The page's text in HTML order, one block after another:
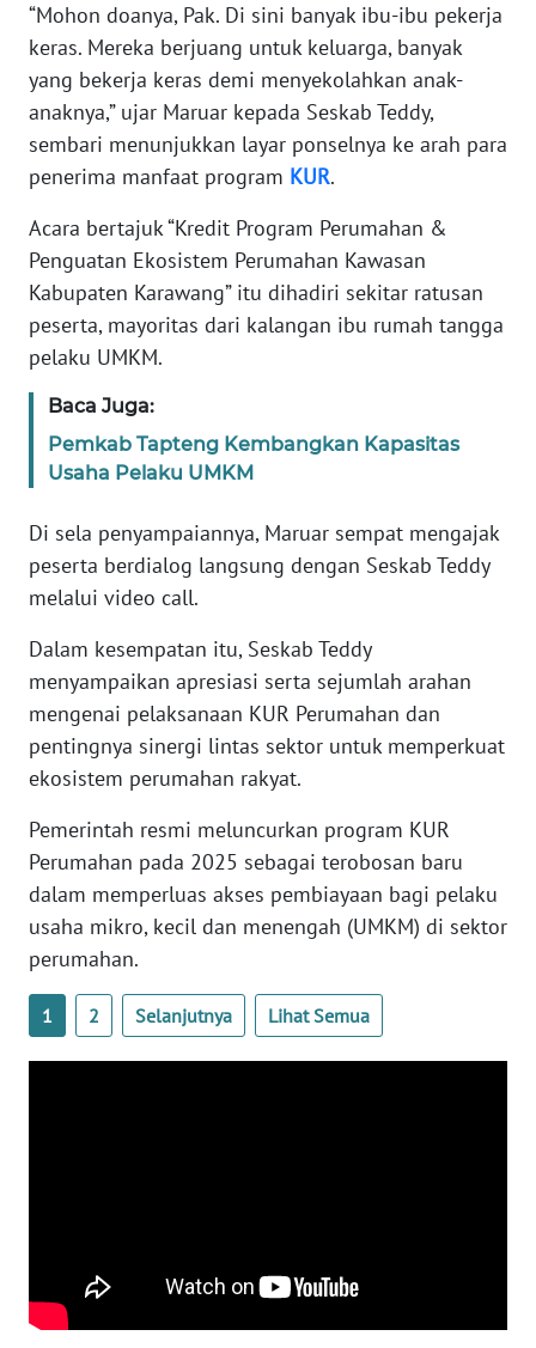
“Mohon doanya, Pak. Di sini banyak ibu-ibu pekerja
keras. Mereka berjuang untuk keluarga, banyak
yang bekerja keras demi menyekolahkan anak-
anaknya,” ujar Maruar kepada Seskab Teddy,
sembari menunjukkan layar ponselnya ke arah para
penerima manfaat program KUR.
Acara bertajuk “Kredit Program Perumahan &
Penguatan Ekosistem Perumahan Kawasan
Kabupaten Karawang” itu dihadiri sekitar ratusan
peserta, mayoritas dari kalangan ibu rumah tangga
pelaku UMKM.
Baca Juga:
Pemkab Tapteng Kembangkan Kapasitas
Usaha Pelaku UMKM
Di sela penyampaiannya, Maruar sempat mengajak
peserta berdialog langsung dengan Seskab Teddy
melalui video call.
Dalam kesempatan itu, Seskab Teddy
menyampaikan apresiasi serta sejumlah arahan
mengenai pelaksanaan KUR Perumahan dan
pentingnya sinergi lintas sektor untuk memperkuat
ekosistem perumahan rakyat.
Pemerintah resmi meluncurkan program KUR
Perumahan pada 2025 sebagai terobosan baru
dalam memperluas akses pembiayaan bagi pelaku
usaha mikro, kecil dan menengah (UMKM) di sektor
perumahan.
1 2 Selanjutnya Lihat Semua
WN
SUMUT
WN
JAKARTA
JABAR
WN
BANTEN
NTT
WN
WN
PAPUA
WN
PAPUA
BARAT
RIAU
SERAMBI
WN
JAMBI
WN
WN
SULBAR